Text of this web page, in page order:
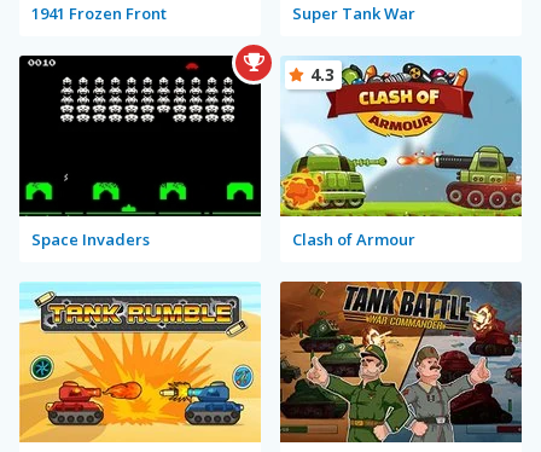
1941 Frozen Front Super Tank War
Space Invaders Clash of Armour
4.3